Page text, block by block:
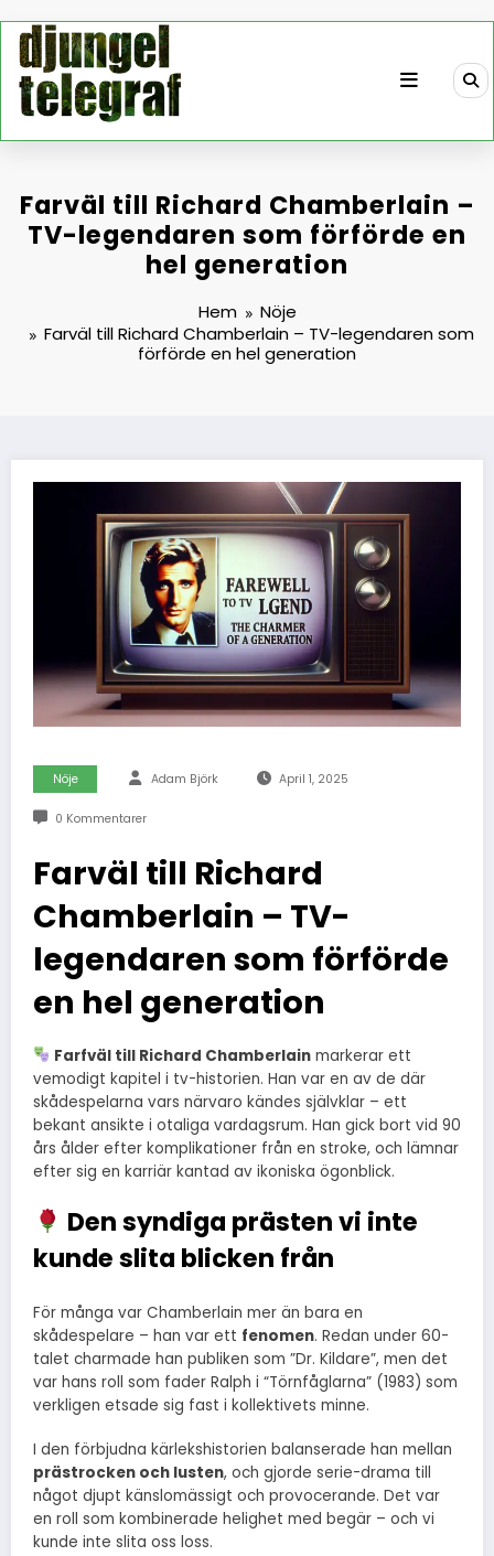
innehåll
Farväl till Richard Chamberlain –
TV-legendaren som förförde en
hel generation
Hem
Nöje
Farväl till Richard Chamberlain – TV-legendaren som
förförde en hel generation
Nöje Adam Björk April 1, 2025
0 Kommentarer
Farväl till Richard
Chamberlain – TV-
legendaren som förförde
en hel generation
Farfväl till Richard Chamberlain markerar ett
vemodigt kapitel i tv-historien. Han var en av de där
skådespelarna vars närvaro kändes självklar – ett
bekant ansikte i otaliga vardagsrum. Han gick bort vid 90
års ålder efter komplikationer från en stroke, och lämnar
efter sig en karriär kantad av ikoniska ögonblick.
Den syndiga prästen vi inte
kunde slita blicken från
För många var Chamberlain mer än bara en
skådespelare – han var ett fenomen. Redan under 60-
talet charmade han publiken som ”Dr. Kildare”, men det
var hans roll som fader Ralph i “Törnfåglarna” (1983) som
verkligen etsade sig fast i kollektivets minne.
I den förbjudna kärlekshistorien balanserade han mellan
prästrocken och lusten, och gjorde serie-drama till
något djupt känslomässigt och provocerande. Det var
en roll som kombinerade helighet med begär – och vi
kunde inte slita oss loss.